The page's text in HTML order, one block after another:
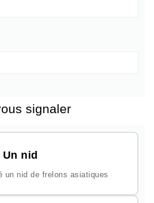
signaler
Un nid
un nid de frelons asiatiques